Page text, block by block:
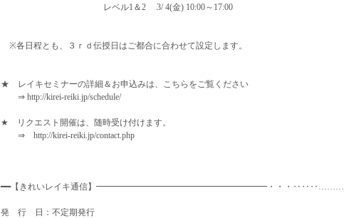
レベル1＆2 3/ 4(金) 10:00～17:00
※各日程とも、３ｒｄ伝授日はご都合に合わせて設定します。
★ レイキセミナーの詳細＆お申込みは、こちらをご覧ください
⇒ http://kirei-reiki.jp/schedule/
★ リクエスト開催は、随時受け付けます。
⇒ http://kirei-reiki.jp/contact.php
━━【きれいレイキ通信】━━━━━━━━━━━━━━━━━━━━・・・‥‥‥………
発 行 日：不定期発行